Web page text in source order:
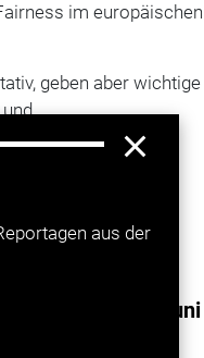
aus der
im europäischen
geben aber wichtige
Vorgaben.
des BALM im Juni